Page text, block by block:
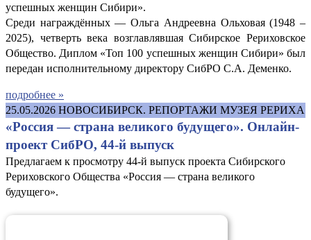
успешных женщин Сибири».
Среди награждённых — Ольга Андреевна Ольховая (1948 –
2025), четверть века возглавлявшая Сибирское Рериховское
Общество. Диплом «Топ 100 успешных женщин Сибири» был
передан исполнительному директору СибРО С.А. Деменко.
подробнее »
25.05.2026 НОВОСИБИРСК. РЕПОРТАЖИ МУЗЕЯ РЕРИХА
«Россия — страна великого будущего». Онлайн-
проект СибРО, 44-й выпуск
Предлагаем к просмотру 44-й выпуск проекта Сибирского
Рериховского Общества «Россия — страна великого
будущего».